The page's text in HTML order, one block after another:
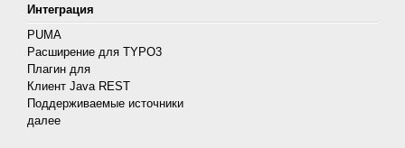
Интеграция
PUMA
Расширение для TYPO3
Плагин для
Клиент Java REST
Поддерживаемые источники
далее